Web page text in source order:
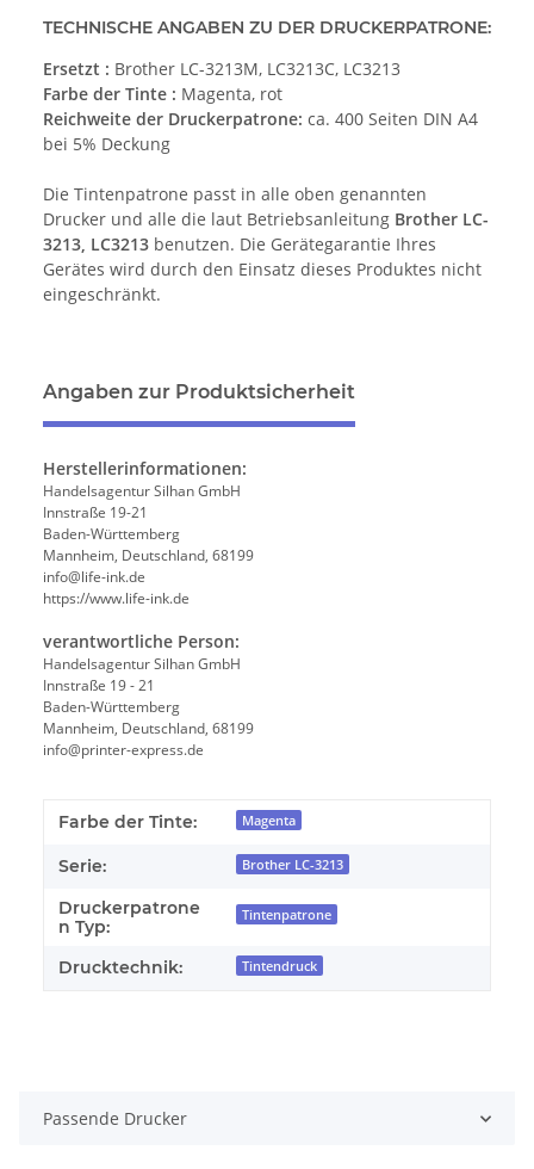
TECHNISCHE ANGABEN ZU DER DRUCKERPATRONE:
Ersetzt : Brother LC-3213M, LC3213C, LC3213
Farbe der Tinte : Magenta, rot
Reichweite der Druckerpatrone: ca. 400 Seiten DIN A4
bei 5% Deckung
Die Tintenpatrone passt in alle oben genannten
Drucker und alle die laut Betriebsanleitung Brother LC-
3213, LC3213 benutzen. Die Gerätegarantie Ihres
Gerätes wird durch den Einsatz dieses Produktes nicht
eingeschränkt.
Angaben zur Produktsicherheit
Herstellerinformationen:
Handelsagentur Silhan GmbH
Innstraße 19-21
Baden-Württemberg
Mannheim, Deutschland, 68199
info@life-ink.de
https://www.life-ink.de
verantwortliche Person:
Handelsagentur Silhan GmbH
Innstraße 19 - 21
Baden-Württemberg
Mannheim, Deutschland, 68199
info@printer-express.de
Farbe der Tinte: Magenta
Serie: Brother LC-3213
Druckerpatrone
n Typ:
Tintenpatrone
Drucktechnik: Tintendruck
Passende Drucker